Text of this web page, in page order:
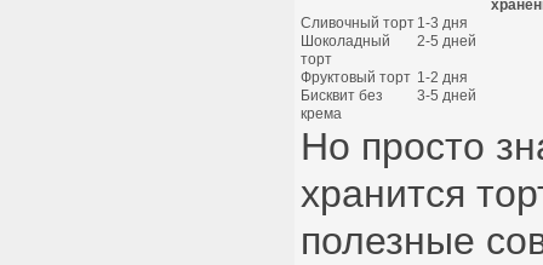
Сливочный торт 1-3 дня
Шоколадный
торт
2-5 дней
Фруктовый торт 1-2 дня
Бисквит без
крема
3-5 дней
Но просто
хранится
полезные